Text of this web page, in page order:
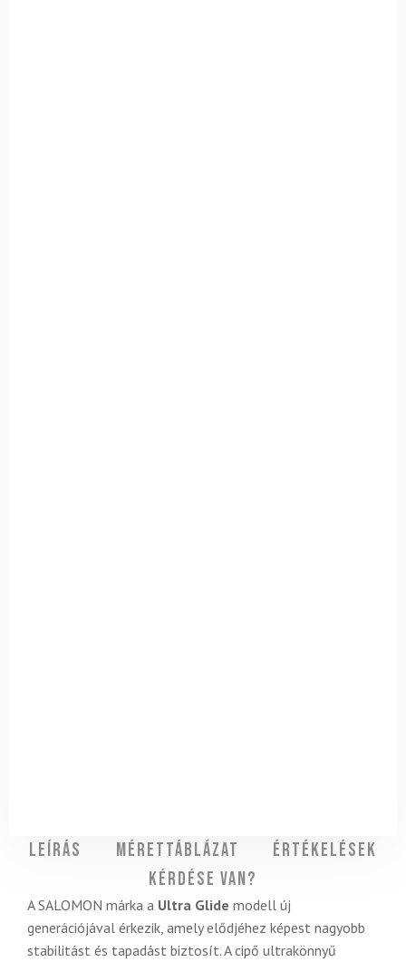
Leírás Mérettáblázat
Értékelések
Kérdése van?
A SALOMON márka a Ultra Glide modell új
generációjával érkezik, amely elődjéhez képest nagyobb
stabilitást és tapadást biztosít. A cipő ultrakönnyű